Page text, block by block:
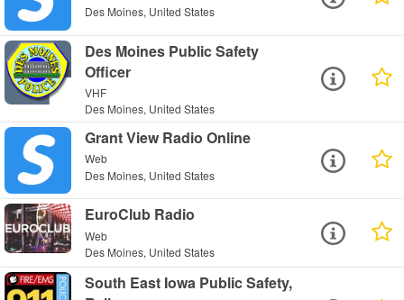
Des Moines, United States
Des Moines Public Safety
Officer
VHF
Des Moines, United States
Grant View Radio Online
Web
Des Moines, United States
EuroClub Radio
Web
Des Moines, United States
South East Iowa Public Safety,